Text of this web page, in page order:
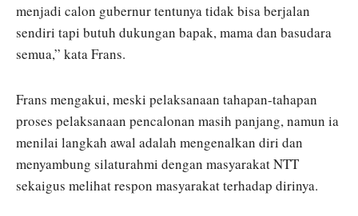
menjadi calon gubernur tentunya tidak bisa berjalan
sendiri tapi butuh dukungan bapak, mama dan basudara
semua,” kata Frans.
Frans mengakui, meski pelaksanaan tahapan-tahapan
proses pelaksanaan pencalonan masih panjang, namun ia
menilai langkah awal adalah mengenalkan diri dan
menyambung silaturahmi dengan masyarakat NTT
sekaigus melihat respon masyarakat terhadap dirinya.